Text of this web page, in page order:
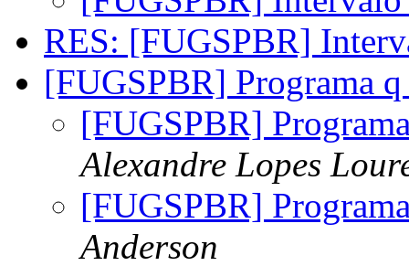
RES: [FUGSPBR]
[FUGSPBR] Programa
[FUGSPBR]
Alexandre Lopes
[FUGSPBR]
Anderson